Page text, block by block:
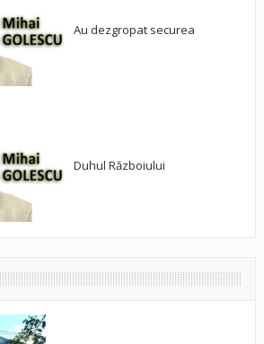
Au dezgropat securea
Duhul Războiului